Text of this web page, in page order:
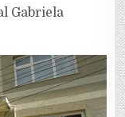
Gabriela